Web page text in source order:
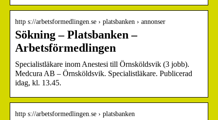
http s://arbetsformedlingen.se › platsbanken › annonser
Sökning – Platsbanken –
Arbetsförmedlingen
Specialistläkare inom Anestesi till Örnsköldsvik (3 jobb).
Medcura AB – Örnsköldsvik. Specialistläkare. Publicerad
idag, kl. 13.45.
http s://arbetsformedlingen.se › platsbanken